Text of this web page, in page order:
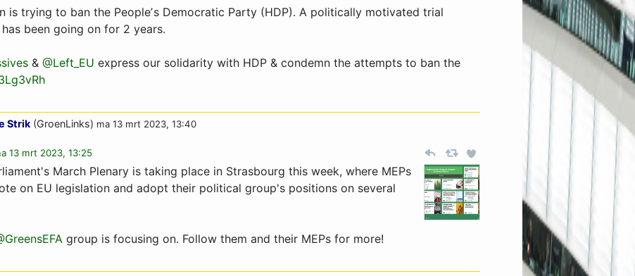
is trying to ban the Peopleʼs Democratic Party (HDP). A politically motivated trial
been going on for 2 years.
& @Left_EU express our solidarity with HDP & condemn the attempts to ban the
Strik (GroenLinks) ma 13 mrt 2023, 13:40
13 mrt 2023, 13:25
March Plenary is taking place in Strasbourg this week, where MEPs
on EU legislation and adopt their political group's positions on several
group is focusing on. Follow them and their MEPs for more!